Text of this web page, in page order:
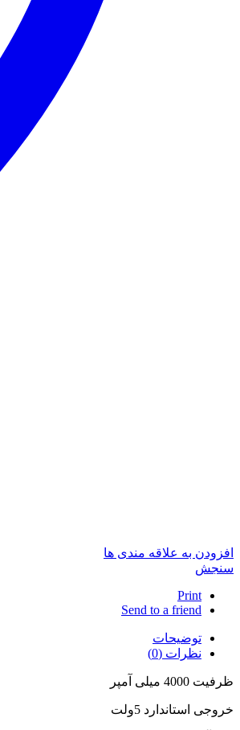
افزودن به علاقه مندی ها
سنجش
Print
Send to a friend
توضیحات
نظرات (0)
ظرفیت 4000 میلی آمپر
خروجی استاندارد 5ولت